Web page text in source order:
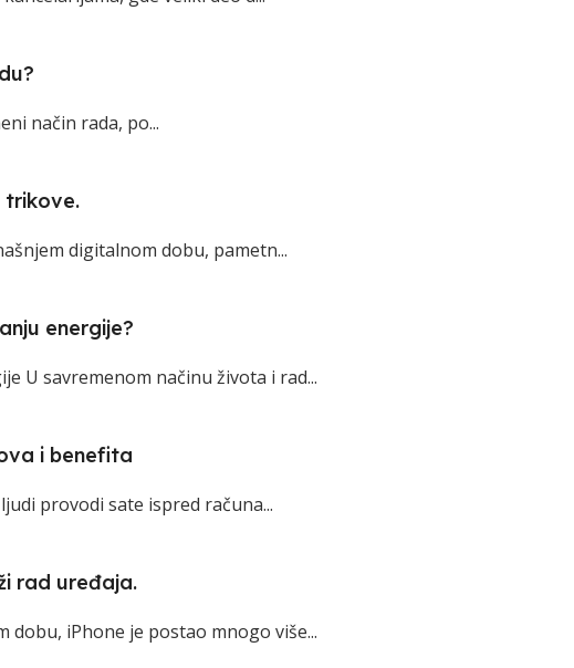
način rada, po...
trikove.
digitalnom dobu, pametn...
energije?
U savremenom načinu života i rad...
i benefita
provodi sate ispred računa...
rad uređaja.
iPhone je postao mnogo više...